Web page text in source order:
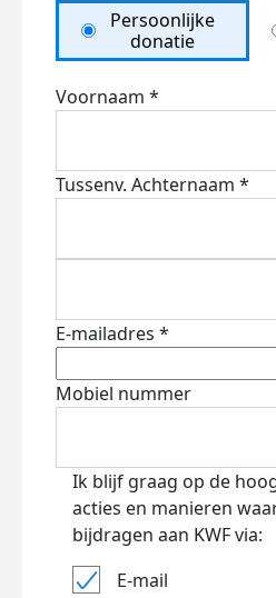
Persoonlijke
donatie
Voornaam *
Tussenv. Achternaam *
E-mailadres *
Mobiel nummer
Ik blijf graag op de
acties en manieren
bijdragen aan KWF via:
E-mail